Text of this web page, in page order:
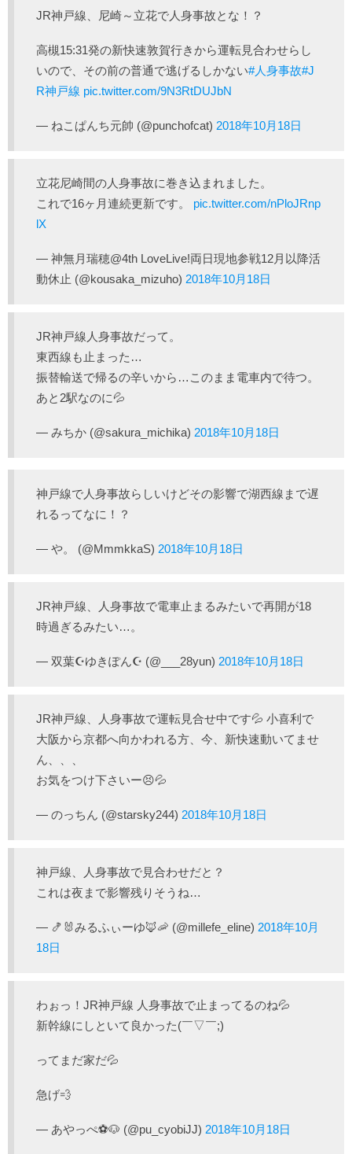
JR神戸線、尼崎～立花で人身事故とな！？
高槻15:31発の新快速敦賀行きから運転見合わせらし
いので、その前の普通で逃げるしかない#人身事故#J
R神戸線 pic.twitter.com/9N3RtDUJbN
— ねこぱんち元帥 (@punchofcat) 2018年10月18日
立花尼崎間の人身事故に巻き込まれました。
これで16ヶ月連続更新です。 pic.twitter.com/nPloJRnp
lX
— 神無月瑞穂@4th LoveLive!両日現地参戦12月以降活
動休止 (@kousaka_mizuho) 2018年10月18日
JR神戸線人身事故だって。
東西線も止まった…
振替輸送で帰るの辛いから…このまま電車内で待つ。
あと2駅なのに💦
— みちか (@sakura_michika) 2018年10月18日
神戸線で人身事故らしいけどその影響で湖西線まで遅
れるってなに！？
— や。 (@MmmkkaS) 2018年10月18日
JR神戸線、人身事故で電車止まるみたいで再開が18
時過ぎるみたい…。
— 双葉☪ゆきぽん☪ (@___28yun) 2018年10月18日
JR神戸線、人身事故で運転見合せ中です💦 小喜利で
大阪から京都へ向かわれる方、今、新快速動いてませ
ん、、、
お気をつけ下さいー😣💦
— のっちん (@starsky244) 2018年10月18日
神戸線、人身事故で見合わせだと？
これは夜まで影響残りそうね…
— 🍤🐰みるふぃーゆ🦊🦐 (@millefe_eline) 2018年10月
18日
わぉっ！JR神戸線 人身事故で止まってるのね💦
新幹線にしといて良かった(￣▽￣;)
ってまだ家だ💦
急げ💨
— あやっぺ⚽🐶 (@pu_cyobiJJ) 2018年10月18日